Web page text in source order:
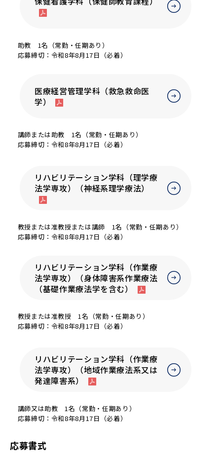
助教 1名（常勤・任期あり）
応募締切：令和8年8月17日（必着）
医療経営管理学科（救急救命医
学）
講師または助教 1名（常勤・任期あり）
応募締切：令和8年8月17日（必着）
リハビリテーション学科（理学療
法学専攻）（神経系理学療法）
教授または准教授または講師 1名（常勤・任期あり）
応募締切：令和8年8月17日（必着）
リハビリテーション学科（作業療
法学専攻）（身体障害系作業療法
（基礎作業療法学を含む）
教授または准教授 1名（常勤・任期あり）
応募締切：令和8年8月17日（必着）
リハビリテーション学科（作業療
法学専攻）（地域作業療法系又は
発達障害系）
講師又は助教 1名（常勤・任期あり）
応募締切：令和8年8月17日（必着）
応募書式